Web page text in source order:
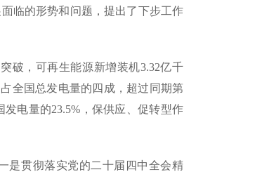
临的形势和问题，提出了下步工作
破，可再生能源新增装机3.32亿千
全国总发电量的四成，超过同期第
电量的23.5%，保供应、促转型作
是贯彻落实党的二十届四中全会精